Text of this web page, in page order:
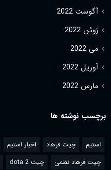
آگوست 2022
ژوئن 2022
می 2022
آوریل 2022
مارس 2022
برچسب نوشته ها
استیم چیت فرهاد اخبار استیم
چیت فرهاد نظمی
چیت dota 2